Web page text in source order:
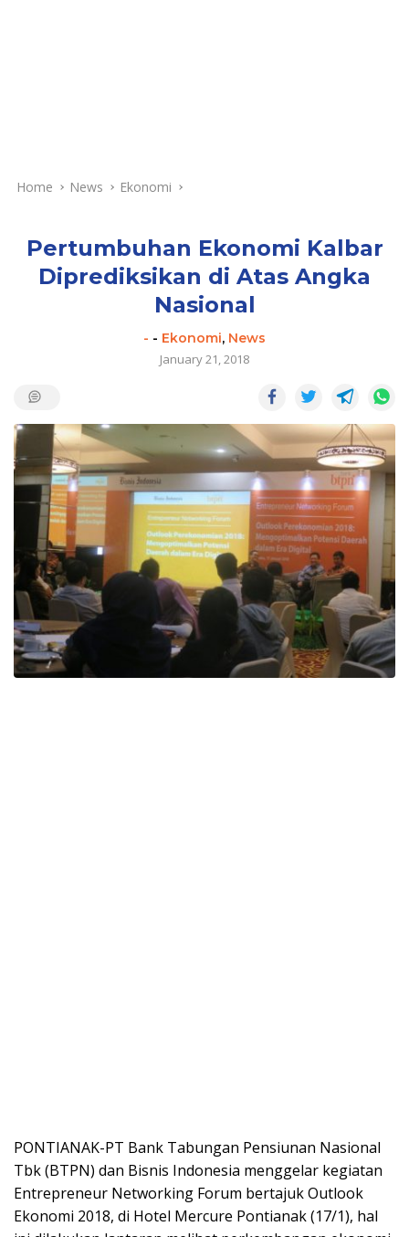
Home News Ekonomi
Pertumbuhan Ekonomi Kalbar
Diprediksikan di Atas Angka
Nasional
- - Ekonomi, News
January 21, 2018
PONTIANAK-PT Bank Tabungan Pensiunan Nasional
Tbk (BTPN) dan Bisnis Indonesia menggelar kegiatan
Entrepreneur Networking Forum bertajuk Outlook
Ekonomi 2018, di Hotel Mercure Pontianak (17/1), hal